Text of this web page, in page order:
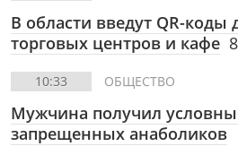
В области введут QR-коды
торговых центров и кафе 8
10:33 ОБЩЕСТВО
Мужчина получил
запрещенных анаболиков